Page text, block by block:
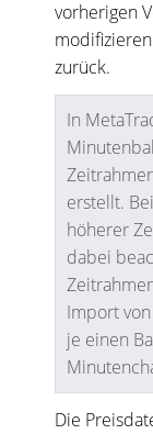
vorherigen
zurück.
In
erstellt.
höherer
dabei
Import
je einen
Die